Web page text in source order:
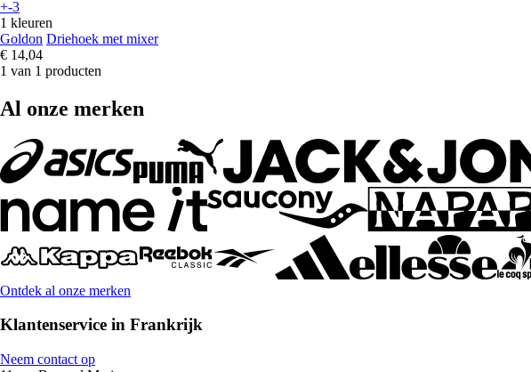
+-3
1 kleuren
Goldon Driehoek met mixer
€ 14,04
1 van 1 producten
Al onze merken
Ontdek al onze merken
Klantenservice in Frankrijk
Neem contact op